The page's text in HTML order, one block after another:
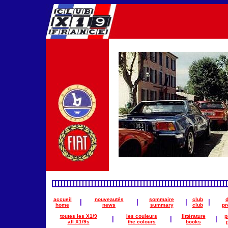
accueil
home
nouveautés
news
sommaire
summary
club
club
toutes les X1/9
all X1/9s
les couleurs
the colours
littérature
books